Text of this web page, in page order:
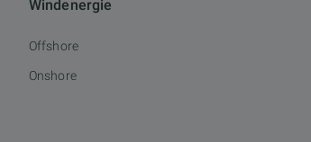
Windenergie
Offshore
Onshore